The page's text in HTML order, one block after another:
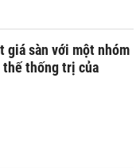
giá sàn với một nhóm
thế thống trị của